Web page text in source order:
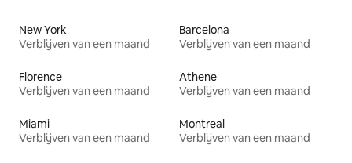
New York
Verblijven van een maand
Barcelona
Verblijven van een maand
Florence
Verblijven van een maand
Athene
Verblijven van een maand
Miami
Verblijven van een maand
Montreal
Verblijven van een maand